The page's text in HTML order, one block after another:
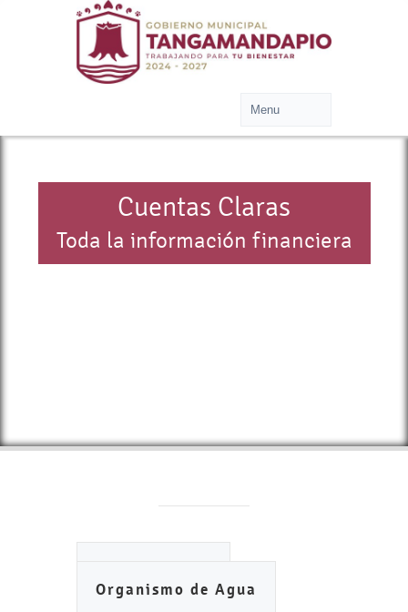
Cuentas Claras
Toda la información financiera
Organismo de Agua